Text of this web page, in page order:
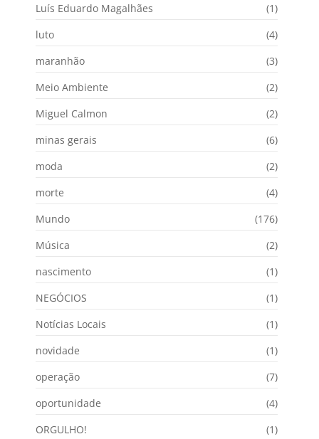
Luís Eduardo Magalhães
(1)
luto
(4)
maranhão
(3)
Meio Ambiente
(2)
Miguel Calmon
(2)
minas gerais
(6)
moda
(2)
morte
(4)
Mundo
(176)
Música
(2)
nascimento
(1)
NEGÓCIOS
(1)
Notícias Locais
(1)
novidade
(1)
operação
(7)
oportunidade
(4)
ORGULHO!
(1)